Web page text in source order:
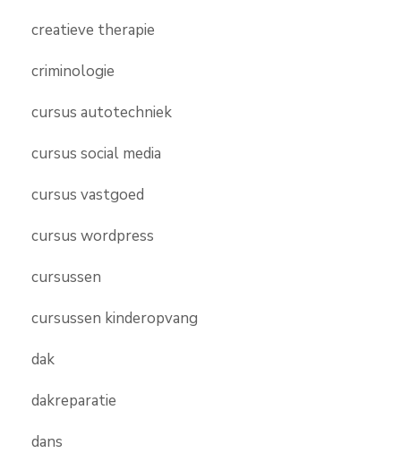
creatieve therapie
criminologie
cursus autotechniek
cursus social media
cursus vastgoed
cursus wordpress
cursussen
cursussen kinderopvang
dak
dakreparatie
dans